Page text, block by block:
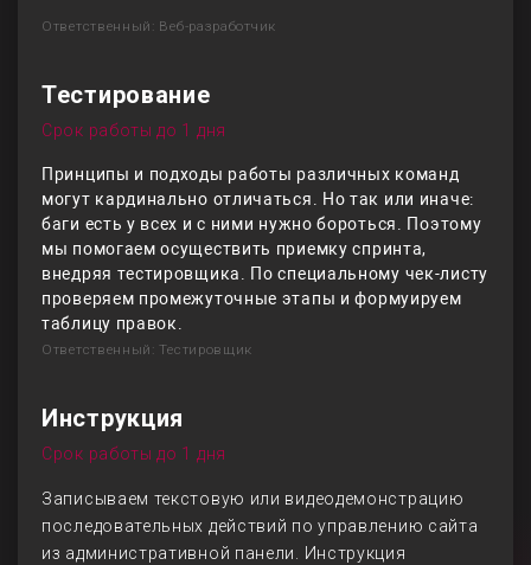
Ответственный: Веб-разработчик
Тестирование
Срок работы до 1 дня
Принципы и подходы работы различных команд
могут кардинально отличаться. Но так или иначе:
баги есть у всех и с ними нужно бороться. Поэтому
мы помогаем осуществить приемку спринта,
внедряя тестировщика. По специальному чек-листу
проверяем промежуточные этапы и формуируем
таблицу правок.
Ответственный: Тестировщик
Инструкция
Срок работы до 1 дня
Записываем текстовую или видеодемонстрацию
последовательных действий по управлению сайта
из административной панели. Инструкция